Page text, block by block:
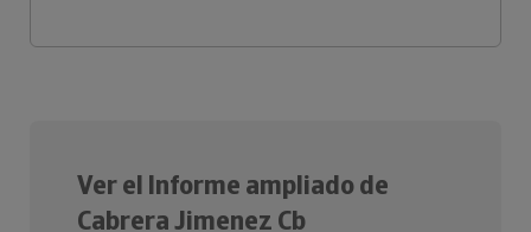
Ver el Informe ampliado de
Cabrera Jimenez Cb